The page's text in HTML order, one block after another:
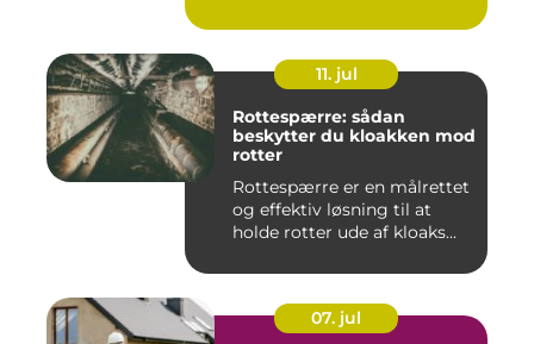
11. jul
Rottespærre: sådan
beskytter du kloakken mod
rotter
Rottespærre er en målrettet
og effektiv løsning til at
holde rotter ude af kloaks...
07. jul